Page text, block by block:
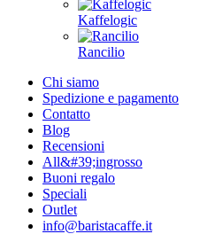
Kaffelogic
Rancilio
Chi siamo
Spedizione e pagamento
Contatto
Blog
Recensioni
All&#39;ingrosso
Buoni regalo
Speciali
Outlet
info@baristacaffe.it